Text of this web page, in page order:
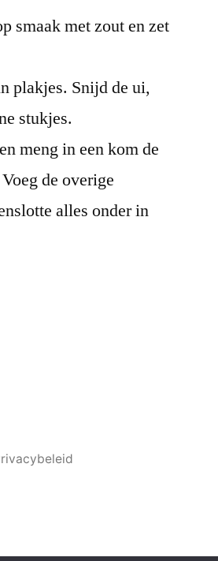
smaak met zout en zet
plakjes. Snijd de ui,
stukjes.
meng in een kom de
de overige
alles onder in